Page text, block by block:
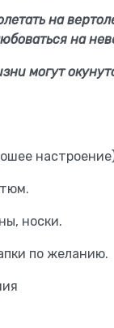
на
на
могут
носки.
по желанию.